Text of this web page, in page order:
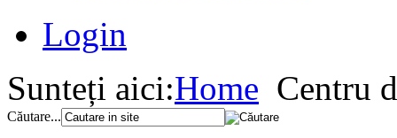
Login
Sunteți aici:Home Centru
Căutare...